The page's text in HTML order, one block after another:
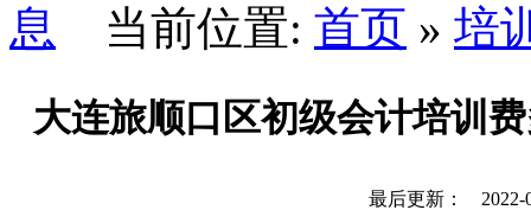
当前位置: 首页 » 培
大连旅顺口区初级会计培训
最后更新： 2022-